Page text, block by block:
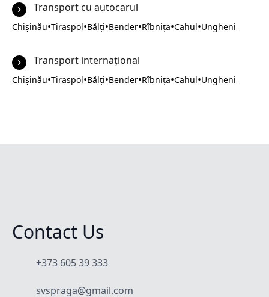
Transport cu autocarul
Chișinău•Tiraspol•Bălți•Bender•Rîbnița•Cahul•Ungheni
Transport internațional
Chișinău•Tiraspol•Bălți•Bender•Rîbnița•Cahul•Ungheni
Contact Us
+373 605 39 333
svspraga@gmail.com